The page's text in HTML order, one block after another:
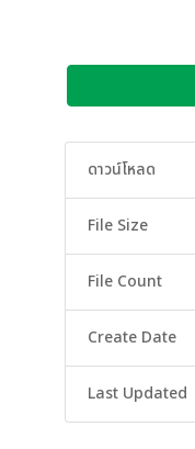
ดาวน์โหลด
File Size
File Count
Create Date
Last Updated